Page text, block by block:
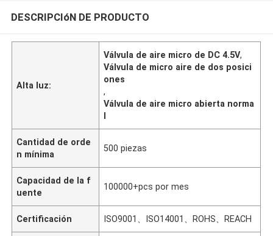
DESCRIPCIóN DE PRODUCTO
Alta luz:
Válvula de aire micro de DC 4.5V,
Válvula de micro aire de dos posici
ones
,
Válvula de aire micro abierta norma
l
Cantidad de orde
n mínima
500 piezas
Capacidad de la f
uente
100000+pcs por mes
Certificación ISO9001、ISO14001、ROHS、REACH